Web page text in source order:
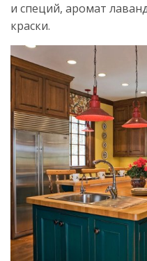
и специй, аромат
краски.